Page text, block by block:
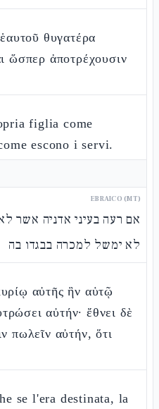
θυγατέρα
ὥσπερ ἀποτρέχουσιν
figlia come
escono i servi.
EBRAICO (MT)
אם רעה בעיני אדניה אשר
לא ימשל למכרה בבגדו בה
αὐτῆς ἣν αὑτῷ
αὐτήν· ἔθνει δὲ
πωλεῖν αὐτήν, ὅτι
se l'era destinata, la